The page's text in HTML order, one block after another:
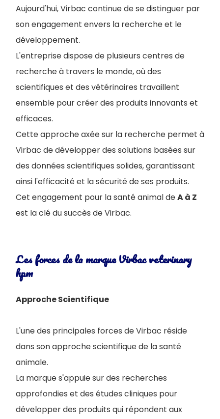
Aujourd'hui, Virbac continue de se distinguer par
son engagement envers la recherche et le
développement.
L'entreprise dispose de plusieurs centres de
recherche à travers le monde, où des
scientifiques et des vétérinaires travaillent
ensemble pour créer des produits innovants et
efficaces.
Cette approche axée sur la recherche permet à
Virbac de développer des solutions basées sur
des données scientifiques solides, garantissant
ainsi l'efficacité et la sécurité de ses produits.
Cet engagement pour la santé animal deA à Z
est la clé du succès de Virbac.
Les forces de la marque Virbac veterinary
hpm
Approche Scientifique
L'une des principales forces de Virbac réside
dans son approche scientifique de la santé
animale.
La marque s'appuie sur des recherches
approfondies et des études cliniques pour
développer des produits qui répondent aux